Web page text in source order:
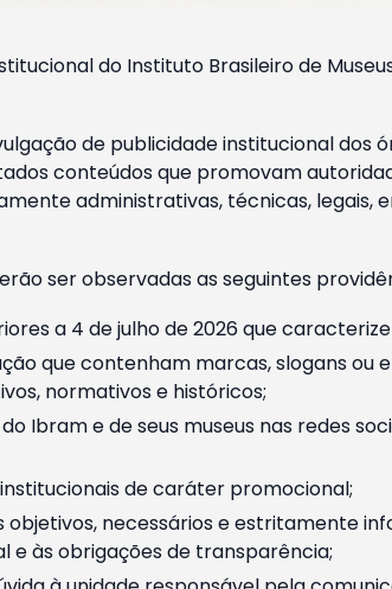
do Instituto Brasileiro de
de publicidade institucional dos
conteúdos que promovam
administrativas, técnicas, legais,
ser observadas as seguintes
a 4 de julho de 2026 que
que contenham marcas, slogans ou
normativos e históricos;
Ibram e de seus museus nas redes
de caráter promocional;
necessários e estritamente
e às obrigações de transparência;